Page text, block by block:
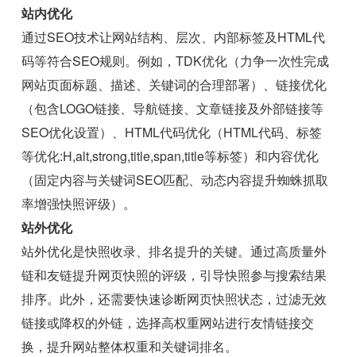
站内优化
通过SEO技术让网站结构、层次、内部标签及HTML代
码等符合SEO规则。例如，TDK优化（力争一次性完成
网站页面标题、描述、关键词的合理部署）、链接优化
（包含LOGO链接、导航链接、文章链接及外部链接等
SEO优化设置）、HTML代码优化（HTML代码、标签
等优化:H,alt,strong,title,span,title等标签）和内容优化
（固定内容与关键词SEO匹配、动态内容提升蜘蛛抓取
率增强快照评级）。
站外优化
站外优化是快照收录、排名提升的关键。通过高质量外
链和友链提升网页快照的评级，引导快照参与搜索结果
排序。此外，还需要快速诊断网页快照状态，过滤无效
链接或降权的外链，选择高权重网站进行友情链接交
换，提升网站整体权重和关键词排名。